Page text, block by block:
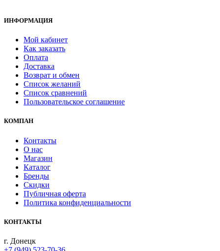
ИНФОРМАЦИЯ
Мой кабинет
Как заказать
Оплата
Доставка
Возврат и обмен
Список желаний
Список сравнений
Пользовательское соглашение
КОМПАН
Контакты
О нас
Магазин
Каталог
Бренды
Скидки
Публичная оферта
Политика конфиденциальности
КОНТАКТЫ
г. Донецк